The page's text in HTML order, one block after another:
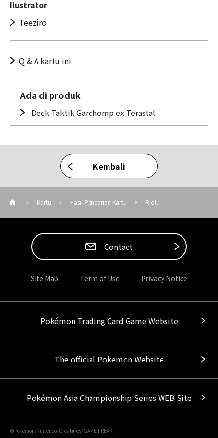
Ilustrator
Teeziro
Q & A kartu ini
Ada di produk
Deck Taktik Garchomp ex Terastal
Kembali
Kartu Hasil Pencarian Kartu Riolu
Contact
Site Map Term of Use Privacy Notice
Pokémon Trading Card Game Website
The official Pokemon Website
Pokémon Asia Championship Series WEB Site
©Pokémon/Nintendo/Creatures/GAME FREAK